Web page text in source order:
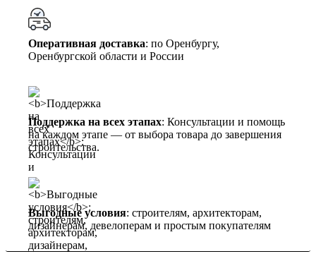
Оперативная доставка: по Оренбургу,
Оренбургской области и России
Поддержка на всех этапах: Консультации и помощь
на каждом этапе — от выбора товара до завершения
строительства.
Выгодные условия: строителям, архитекторам,
дизайнерам, девелоперам и простым покупателям